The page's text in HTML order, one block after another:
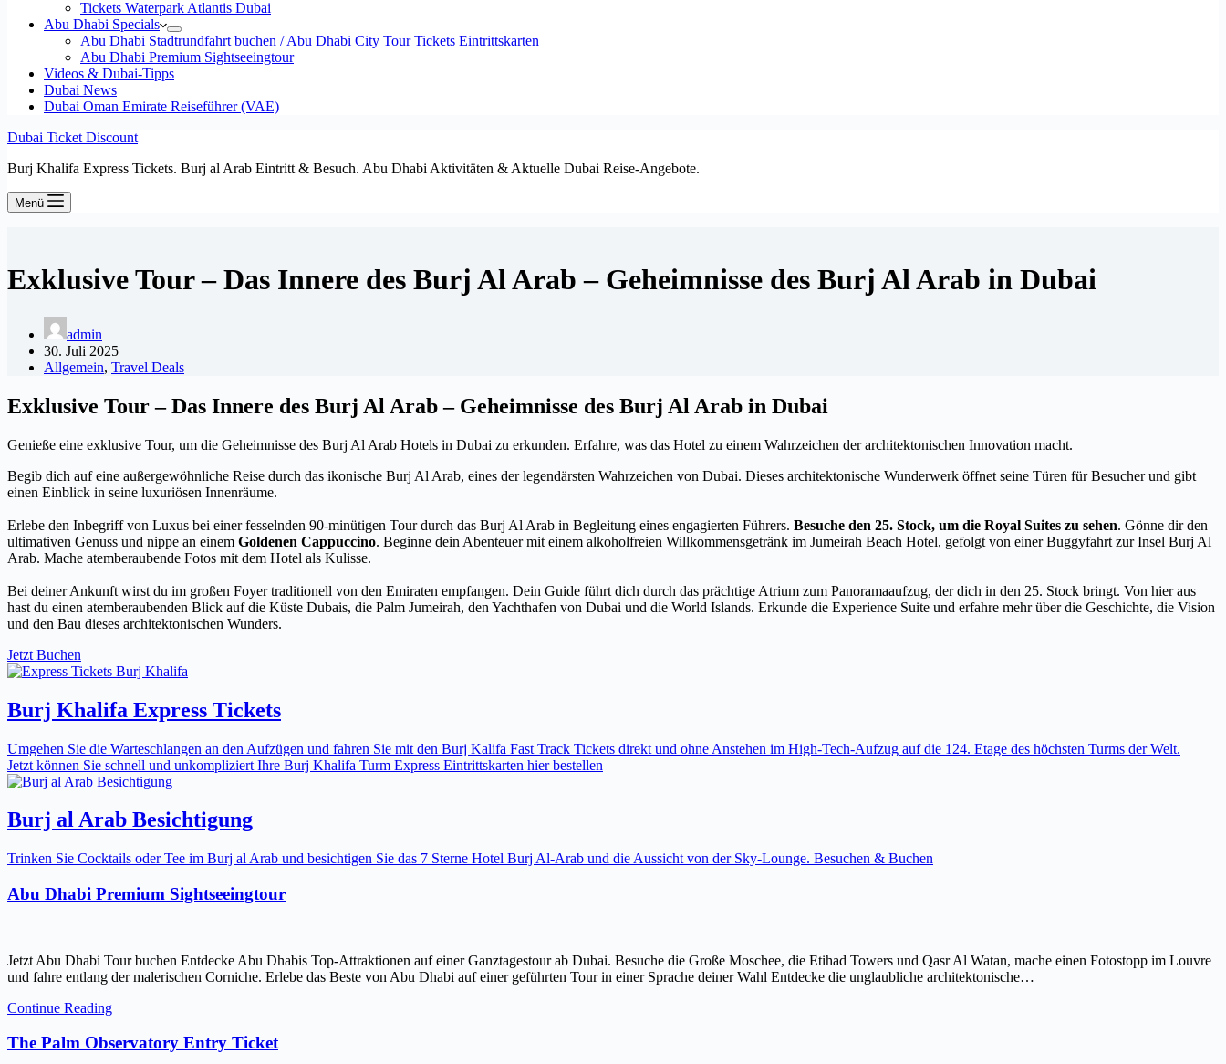
Tickets Waterpark Atlantis Dubai
Abu Dhabi Specials
Abu Dhabi Stadtrundfahrt buchen / Abu Dhabi City Tour Tickets Eintrittskarten
Abu Dhabi Premium Sightseeingtour
Videos & Dubai-Tipps
Dubai News
Dubai Oman Emirate Reiseführer (VAE)
Dubai Ticket Discount
Burj Khalifa Express Tickets. Burj al Arab Eintritt & Besuch. Abu Dhabi Aktivitäten & Aktuelle Dubai Reise-Angebote.
Menü
Exklusive Tour – Das Innere des Burj Al Arab – Geheimnisse des Burj Al Arab in Dubai
admin
30. Juli 2025
Allgemein, Travel Deals
Exklusive Tour – Das Innere des Burj Al Arab – Geheimnisse des Burj Al Arab in Dubai
Genieße eine exklusive Tour, um die Geheimnisse des Burj Al Arab Hotels in Dubai zu erkunden. Erfahre, was das Hotel zu einem Wahrzeichen der architektonischen Innovation macht.
Begib dich auf eine außergewöhnliche Reise durch das ikonische Burj Al Arab, eines der legendärsten Wahrzeichen von Dubai. Dieses architektonische Wunderwerk öffnet seine Türen für Besucher und gibt
einen Einblick in seine luxuriösen Innenräume.
Erlebe den Inbegriff von Luxus bei einer fesselnden 90-minütigen Tour durch das Burj Al Arab in Begleitung eines engagierten Führers. Besuche den 25. Stock, um die Royal Suites zu sehen. Gönne dir den
ultimativen Genuss und nippe an einem Goldenen Cappuccino. Beginne dein Abenteuer mit einem alkoholfreien Willkommensgetränk im Jumeirah Beach Hotel, gefolgt von einer Buggyfahrt zur Insel Burj Al
Arab. Mache atemberaubende Fotos mit dem Hotel als Kulisse.
Bei deiner Ankunft wirst du im großen Foyer traditionell von den Emiraten empfangen. Dein Guide führt dich durch das prächtige Atrium zum Panoramaaufzug, der dich in den 25. Stock bringt. Von hier aus
hast du einen atemberaubenden Blick auf die Küste Dubais, die Palm Jumeirah, den Yachthafen von Dubai und die World Islands. Erkunde die Experience Suite und erfahre mehr über die Geschichte, die Vision
und den Bau dieses architektonischen Wunders.
Jetzt Buchen
Burj Khalifa Express Tickets
Umgehen Sie die Warteschlangen an den Aufzügen und fahren Sie mit den Burj Kalifa Fast Track Tickets direkt und ohne Anstehen im High-Tech-Aufzug auf die 124. Etage des höchsten Turms der Welt.
Jetzt können Sie schnell und unkompliziert Ihre Burj Khalifa Turm Express Eintrittskarten hier bestellen
Burj al Arab Besichtigung
Trinken Sie Cocktails oder Tee im Burj al Arab und besichtigen Sie das 7 Sterne Hotel Burj Al-Arab und die Aussicht von der Sky-Lounge. Besuchen & Buchen
Abu Dhabi Premium Sightseeingtour
Jetzt Abu Dhabi Tour buchen Entdecke Abu Dhabis Top-Attraktionen auf einer Ganztagestour ab Dubai. Besuche die Große Moschee, die Etihad Towers und Qasr Al Watan, mache einen Fotostopp im Louvre
und fahre entlang der malerischen Corniche. Erlebe das Beste von Abu Dhabi auf einer geführten Tour in einer Sprache deiner Wahl Entdecke die unglaubliche architektonische…
Continue Reading
The Palm Observatory Entry Ticket